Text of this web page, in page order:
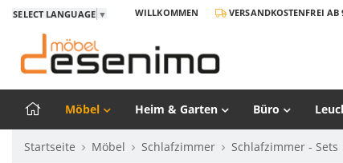
SELECT LANGUAGE ▼ WILLKOMMEN VERSANDKOSTENFREI AB
Möbel Heim & Garten Büro
Startseite Möbel Schlafzimmer Schlafzimmer - Sets